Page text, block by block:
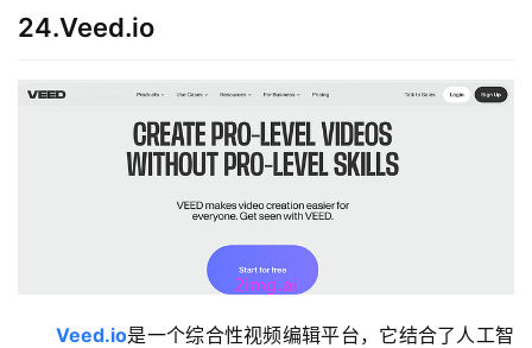
24.Veed.io
Veed.io是一个综合性视频编辑平台，它结合了人工智